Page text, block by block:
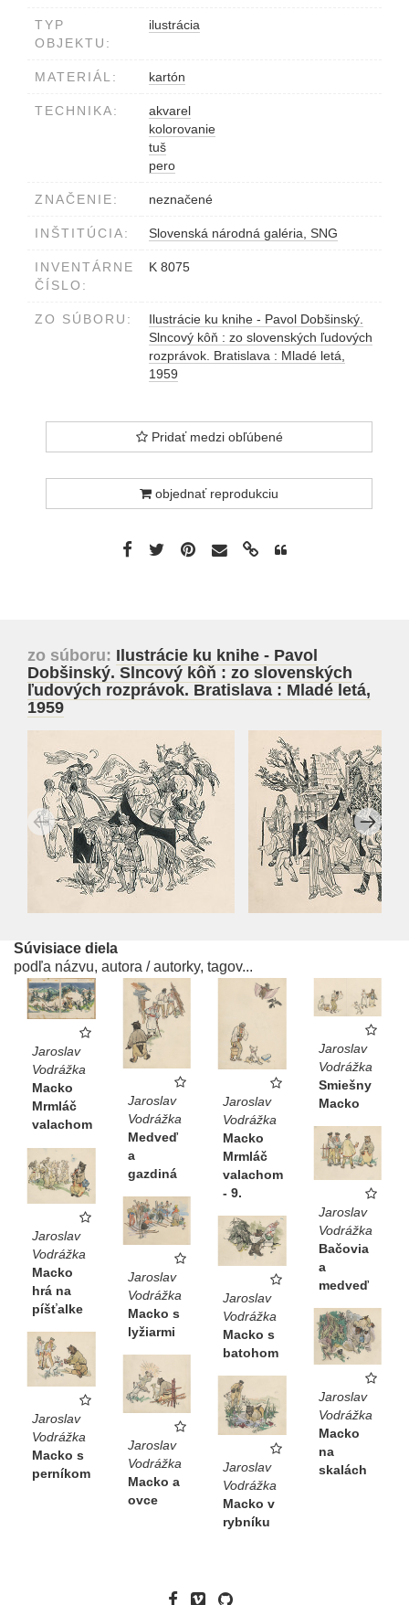
TYP
OBJEKTU:
ilustrácia
MATERIÁL: kartón
TECHNIKA:
akvarel
kolorovanie
tuš
pero
ZNAČENIE: neznačené
INŠTITÚCIA: Slovenská národná galéria, SNG
INVENTÁRNE
ČÍSLO:
K 8075
ZO SÚBORU:
Ilustrácie ku knihe - Pavol Dobšinský.
Slncový kôň : zo slovenských ľudových
rozprávok. Bratislava : Mladé letá,
1959
Pridať medzi obľúbené
objednať reprodukciu
zo súboru: Ilustrácie ku knihe - Pavol
Dobšinský. Slncový kôň : zo slovenských
ľudových rozprávok. Bratislava : Mladé letá,
1959
Súvisiace diela
podľa názvu, autora / autorky, tagov...
Jaroslav
Vodrážka
Macko
Mrmláč
valachom
Jaroslav
Vodrážka
Medveď
a
gazdiná
Jaroslav
Vodrážka
Macko
Mrmláč
valachom
- 9.
Jaroslav
Vodrážka
Smiešny
Macko
Jaroslav
Vodrážka
Bačovia
a
medveď
Jaroslav
Vodrážka
Macko
hrá na
píšťalke
Jaroslav
Vodrážka
Macko s
lyžiarmi
Jaroslav
Vodrážka
Macko s
batohom
Jaroslav
Vodrážka
Macko
na
skalách
Jaroslav
Vodrážka
Macko s
perníkom
Jaroslav
Vodrážka
Macko a
ovce
Jaroslav
Vodrážka
Macko v
rybníku